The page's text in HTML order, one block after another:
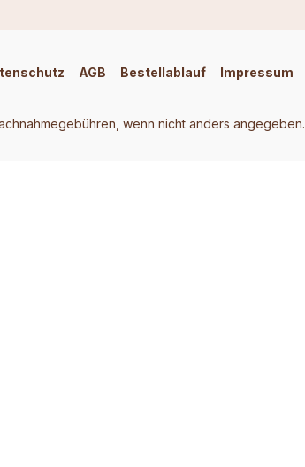
AGB Bestellablauf Impressum
wenn nicht anders angegeben.